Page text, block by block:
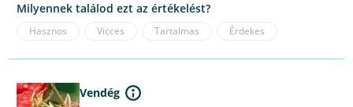
Milyennek találod ezt az értékelést?
Hasznos Vicces Tartalmas Érdekes
Vendég